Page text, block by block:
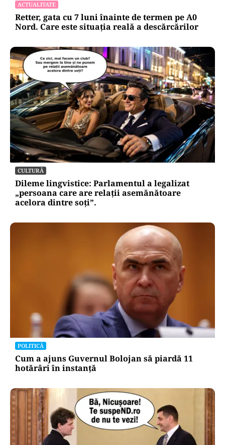
ACTUALITATE
Retter, gata cu 7 luni înainte de termen pe A0
Nord. Care este situația reală a descărcărilor
CULTURĂ
Dileme lingvistice: Parlamentul a legalizat
„persoana care are relații asemănătoare
acelora dintre soți”.
POLITICĂ
Cum a ajuns Guvernul Bolojan să piardă 11
hotărâri în instanță